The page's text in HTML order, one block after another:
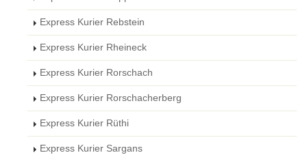
Express Kurier Rebstein
Express Kurier Rheineck
Express Kurier Rorschach
Express Kurier Rorschacherberg
Express Kurier Rüthi
Express Kurier Sargans